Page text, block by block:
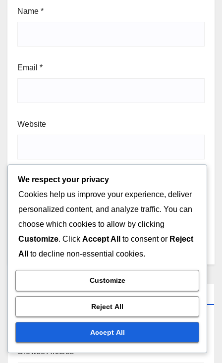
Name *
Email *
Website
Save my name, email, and website in this browser for
the next time I comment.
Links
Who We Are
Browse Articles
We respect your privacy
Cookies help us improve your experience, deliver
personalized content, and analyze traffic. You can
choose which cookies to allow by clicking
Customize. Click Accept All to consent or Reject
All
to decline non-essential cookies.
Customize
Reject All
Accept All